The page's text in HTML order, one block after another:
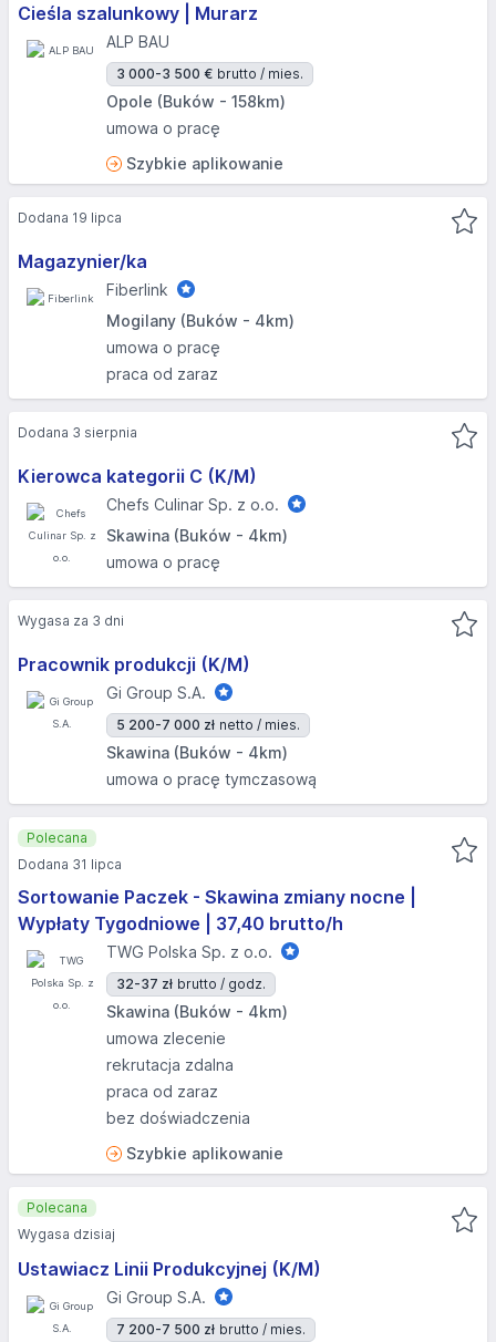
Cieśla szalunkowy | Murarz
ALP BAU
3 000-3 500 € brutto / mies.
Opole (Buków - 158km)
umowa o pracę
Szybkie aplikowanie
Magazynier/ka
Fiberlink
Mogilany (Buków - 4km)
umowa o pracę
praca od zaraz
Dodana 19 lipca
Kierowca kategorii C (K/M)
Chefs Culinar Sp. z o.o.
Skawina (Buków - 4km)
umowa o pracę
Dodana 3 sierpnia
Pracownik produkcji (K/M)
Gi Group S.A.
5 200-7 000 zł netto / mies.
Skawina (Buków - 4km)
umowa o pracę tymczasową
Wygasa za 3 dni
Sortowanie Paczek - Skawina zmiany nocne |
Wypłaty Tygodniowe | 37,40 brutto/h
TWG Polska Sp. z o.o.
32-37 zł brutto / godz.
Skawina (Buków - 4km)
umowa zlecenie
rekrutacja zdalna
praca od zaraz
bez doświadczenia
Szybkie aplikowanie
Polecana
Dodana 31 lipca
Ustawiacz Linii Produkcyjnej (K/M)
Gi Group S.A.
7 200-7 500 zł brutto / mies.
Polecana
Wygasa dzisiaj